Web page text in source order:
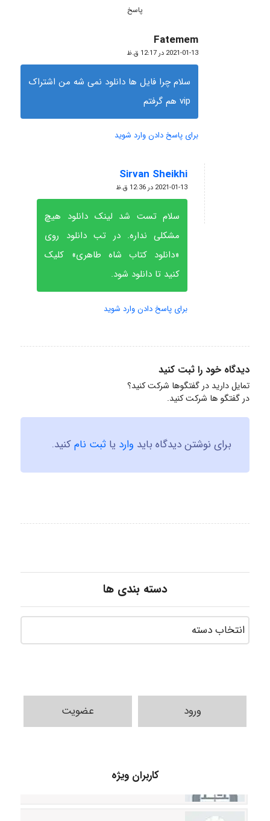
پاسخ
Fatemem
گفته:
2021-01-13 در 12:17 ق.ظ
سلام چرا فایل ها دانلود نمی شه من اشتراک
vip هم گرفتم
برای پاسخ دادن وارد شوید
Sirvan Sheikhi
گفته:
2021-01-13 در 12:36 ق.ظ
سلام تست شد لینک دانلود هیچ
مشکلی نداره. در تب دانلود روی
«دانلود کتاب شاه طاهری» کلیک
کنید تا دانلود شود.
برای پاسخ دادن وارد شوید
دیدگاه خود را ثبت کنید
تمایل دارید در گفتگوها شرکت کنید؟
در گفتگو ها شرکت کنید.
برای نوشتن دیدگاه باید وارد یا ثبت نامکنید.
دسته بندی ها
ورود عضویت
کاربران ویژه